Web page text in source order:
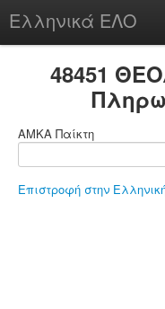
Ελληνικά ΕΛΟ
chesstu.be @ discord
48451
ΑΜΚΑ Παίκτη
Επιστροφή στην